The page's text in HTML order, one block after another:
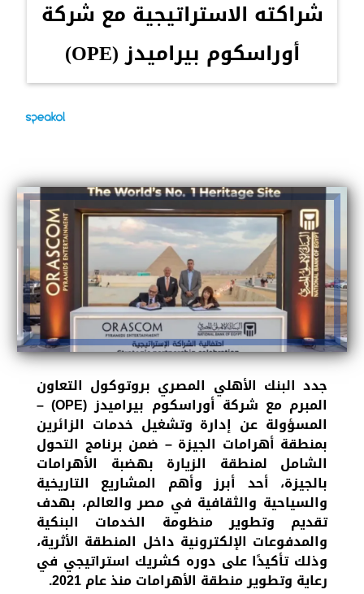
شراكته الاستراتيجية مع شركة
أوراسكوم بيراميدز (OPE)
جدد البنك الأهلي المصري بروتوكول التعاون
المبرم مع شركة أوراسكوم بيراميدز (OPE) –
المسؤولة عن إدارة وتشغيل خدمات الزائرين
بمنطقة أهرامات الجيزة – ضمن برنامج التحول
الشامل لمنطقة الزيارة بهضبة الأهرامات
بالجيزة، أحد أبرز وأهم المشاريع التاريخية
والسياحية والثقافية في مصر والعالم، بهدف
تقديم وتطوير منظومة الخدمات البنكية
والمدفوعات الإلكترونية داخل المنطقة الأثرية،
وذلك تأكيدًا على دوره كشريك استراتيجي في
رعاية وتطوير منطقة الأهرامات منذ عام 2021.